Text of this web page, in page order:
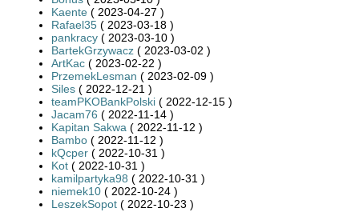
Kaente ( 2023-04-27 )
Rafael35 ( 2023-03-18 )
pankracy ( 2023-03-10 )
BartekGrzywacz ( 2023-03-02 )
ArtKac ( 2023-02-22 )
PrzemekLesman ( 2023-02-09 )
Siles ( 2022-12-21 )
teamPKOBankPolski ( 2022-12-15 )
Jacam76 ( 2022-11-14 )
Kapitan Sakwa ( 2022-11-12 )
Bambo ( 2022-11-12 )
kQcper ( 2022-10-31 )
Kot ( 2022-10-31 )
kamilpartyka98 ( 2022-10-31 )
niemek10 ( 2022-10-24 )
LeszekSopot ( 2022-10-23 )